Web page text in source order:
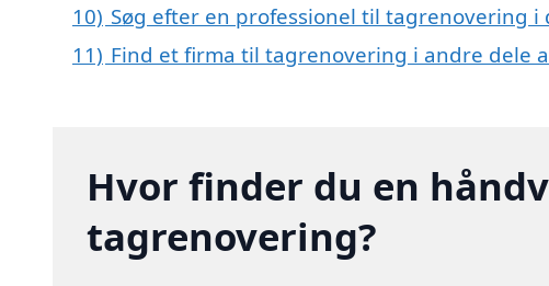
10) Søg efter en professionel til tagrenovering
11) Find et firma til tagrenovering i andre dele
Hvor finder du en
tagrenovering?